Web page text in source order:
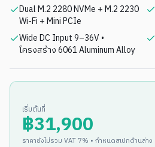
Dual M.2 2280 NVMe + M.2 2230
Wi-Fi + Mini PCIe
Wide DC Input 9–36V •
โครงสร้าง 6061 Aluminum Alloy
เริ่มต้นที่
฿31,900
ราคายังไม่รวม VAT 7% • กำหนดสเปกด้านล่าง